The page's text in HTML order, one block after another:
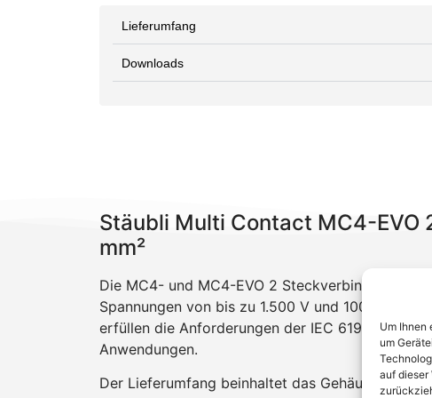
Um Ihnen
um
auf dieser
Lieferumfang
Downloads
Stäubli Multi Contact MC4-EVO
mm²
Die MC4- und MC4-EVO 2 Steckverbinder von
Spannungen von bis zu 1.500 V und 100 A. Die
erfüllen die Anforderungen der IEC 61984:2008
Anwendungen.
Der Lieferumfang beinhaltet das Gehäuse sowie